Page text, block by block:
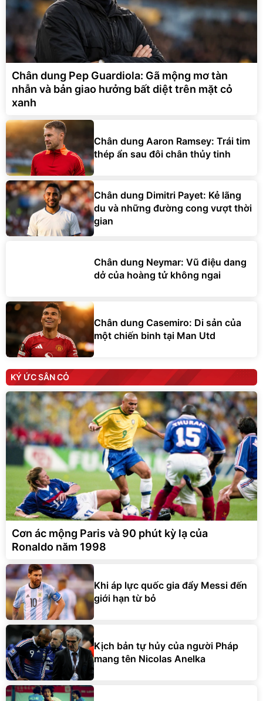
Chân dung Pep Guardiola: Gã mộng mơ tàn
nhẫn và bản giao hưởng bất diệt trên mặt cỏ
xanh
Chân dung Aaron Ramsey: Trái tim
thép ẩn sau đôi chân thủy tinh
Chân dung Dimitri Payet: Kẻ lãng
du và những đường cong vượt thời
gian
Chân dung Neymar: Vũ điệu dang
dở của hoàng tử không ngai
Chân dung Casemiro: Di sản của
một chiến binh tại Man Utd
KÝ ỨC SÂN CỎ
Cơn ác mộng Paris và 90 phút kỳ lạ của
Ronaldo năm 1998
Khi áp lực quốc gia đẩy Messi đến
giới hạn từ bỏ
Kịch bản tự hủy của người Pháp
mang tên Nicolas Anelka